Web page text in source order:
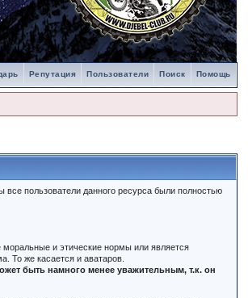
Помощь
Поиск
Пользователи
Репутация
пользователи данного ресурса были полностью
и этические нормы или является
То же касается и аватаров.
быть намного менее уважительным, т.к. он